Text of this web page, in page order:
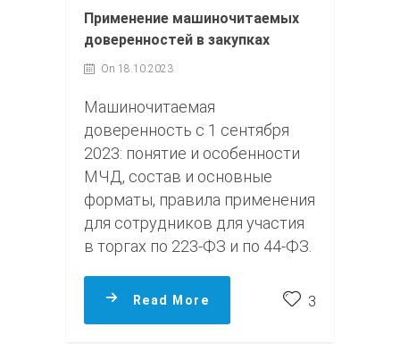
Применение машиночитаемых
доверенностей в закупках
On 18.10.2023
Машиночитаемая
доверенность с 1 сентября
2023: понятие и особенности
МЧД, состав и основные
форматы, правила применения
для сотрудников для участия
в торгах по 223-ФЗ и по 44-ФЗ.
Read More 3